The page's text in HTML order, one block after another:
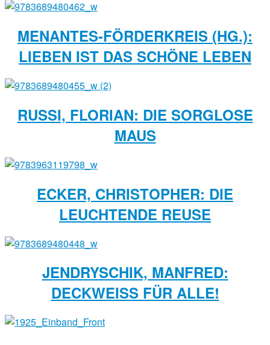
MENANTES-FÖRDERKREIS (HG.):
LIEBEN IST DAS SCHÖNE LEBEN
RUSSI, FLORIAN: DIE SORGLOSE
MAUS
ECKER, CHRISTOPHER: DIE
LEUCHTENDE REUSE
JENDRYSCHIK, MANFRED:
DECKWEISS FÜR ALLE!